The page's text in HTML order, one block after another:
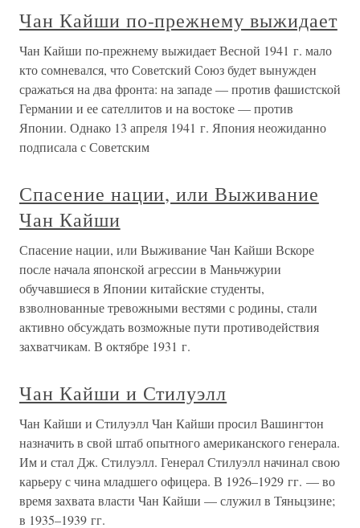
Чан Кайши по-прежнему выжидает
Чан Кайши по-прежнему выжидает Весной 1941 г. мало
кто сомневался, что Советский Союз будет вынужден
сражаться на два фронта: на западе — против фашистской
Германии и ее сателлитов и на востоке — против
Японии. Однако 13 апреля 1941 г. Япония неожиданно
подписала с Советским
Спасение нации, или Выживание
Чан Кайши
Спасение нации, или Выживание Чан Кайши Вскоре
после начала японской агрессии в Маньчжурии
обучавшиеся в Японии китайские студенты,
взволнованные тревожными вестями с родины, стали
активно обсуждать возможные пути противодействия
захватчикам. В октябре 1931 г.
Чан Кайши и Стилуэлл
Чан Кайши и Стилуэлл Чан Кайши просил Вашингтон
назначить в свой штаб опытного американского генерала.
Им и стал Дж. Стилуэлл. Генерал Стилуэлл начинал свою
карьеру с чина младшего офицера. В 1926–1929 гг. — во
время захвата власти Чан Кайши — служил в Тяньцзине;
в 1935–1939 гг.